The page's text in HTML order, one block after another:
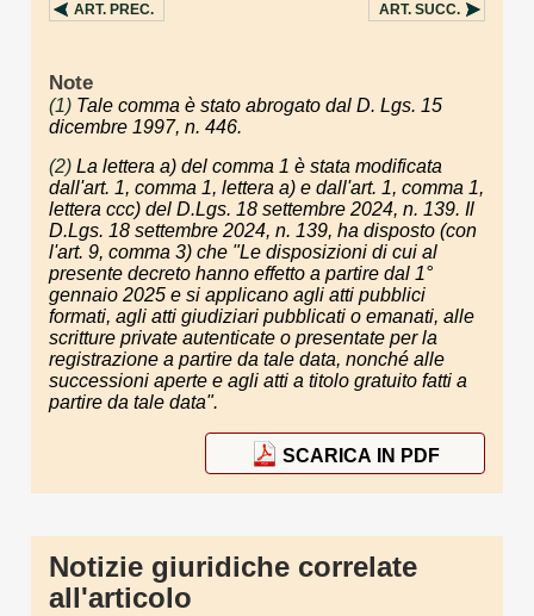
ART. PREC. ART. SUCC.
Note
(1) Tale comma è stato abrogato dal D. Lgs. 15
dicembre 1997, n. 446.
(2) La lettera a) del comma 1 è stata modificata
dall'art. 1, comma 1, lettera a) e dall'art. 1, comma 1,
lettera ccc) del D.Lgs. 18 settembre 2024, n. 139. Il
D.Lgs. 18 settembre 2024, n. 139, ha disposto (con
l'art. 9, comma 3) che "Le disposizioni di cui al
presente decreto hanno effetto a partire dal 1°
gennaio 2025 e si applicano agli atti pubblici
formati, agli atti giudiziari pubblicati o emanati, alle
scritture private autenticate o presentate per la
registrazione a partire da tale data, nonché alle
successioni aperte e agli atti a titolo gratuito fatti a
partire da tale data".
SCARICA IN PDF
Notizie giuridiche correlate
all'articolo